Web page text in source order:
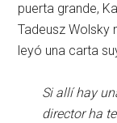
puerta grande,
Tadeusz Wolsky
leyó una carta
Si allí hay
director ha